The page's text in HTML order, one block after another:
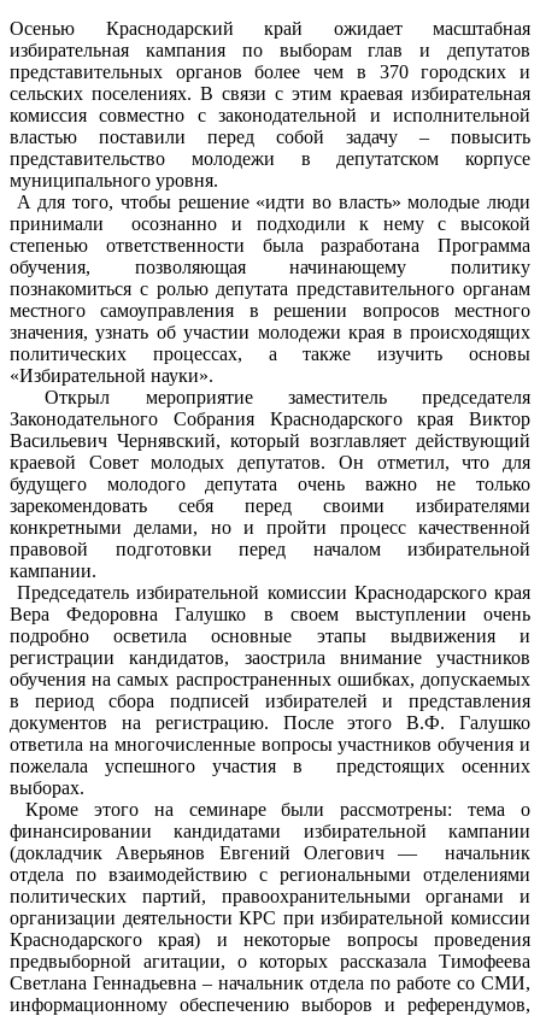
Осенью Краснодарский край ожидает масштабная
избирательная кампания по выборам глав и депутатов
представительных органов более чем в 370 городских и
сельских поселениях. В связи с этим краевая избирательная
комиссия совместно с законодательной и исполнительной
властью поставили перед собой задачу – повысить
представительство молодежи в депутатском корпусе
муниципального уровня.
А для того, чтобы решение «идти во власть» молодые люди
принимали осознанно и подходили к нему с высокой
степенью ответственности была разработана Программа
обучения, позволяющая начинающему политику
познакомиться с ролью депутата представительного органам
местного самоуправления в решении вопросов местного
значения, узнать об участии молодежи края в происходящих
политических процессах, а также изучить основы
«Избирательной науки».
Открыл мероприятие заместитель председателя
Законодательного Собрания Краснодарского края Виктор
Васильевич Чернявский, который возглавляет действующий
краевой Совет молодых депутатов. Он отметил, что для
будущего молодого депутата очень важно не только
зарекомендовать себя перед своими избирателями
конкретными делами, но и пройти процесс качественной
правовой подготовки перед началом избирательной
кампании.
Председатель избирательной комиссии Краснодарского края
Вера Федоровна Галушко в своем выступлении очень
подробно осветила основные этапы выдвижения и
регистрации кандидатов, заострила внимание участников
обучения на самых распространенных ошибках, допускаемых
в период сбора подписей избирателей и представления
документов на регистрацию. После этого В.Ф. Галушко
ответила на многочисленные вопросы участников обучения и
пожелала успешного участия в предстоящих осенних
выборах.
Кроме этого на семинаре были рассмотрены: тема о
финансировании кандидатами избирательной кампании
(докладчик Аверьянов Евгений Олегович — начальник
отдела по взаимодействию с региональными отделениями
политических партий, правоохранительными органами и
организации деятельности КРС при избирательной комиссии
Краснодарского края) и некоторые вопросы проведения
предвыборной агитации, о которых рассказала Тимофеева
Светлана Геннадьевна – начальник отдела по работе со СМИ,
информационному обеспечению выборов и референдумов,